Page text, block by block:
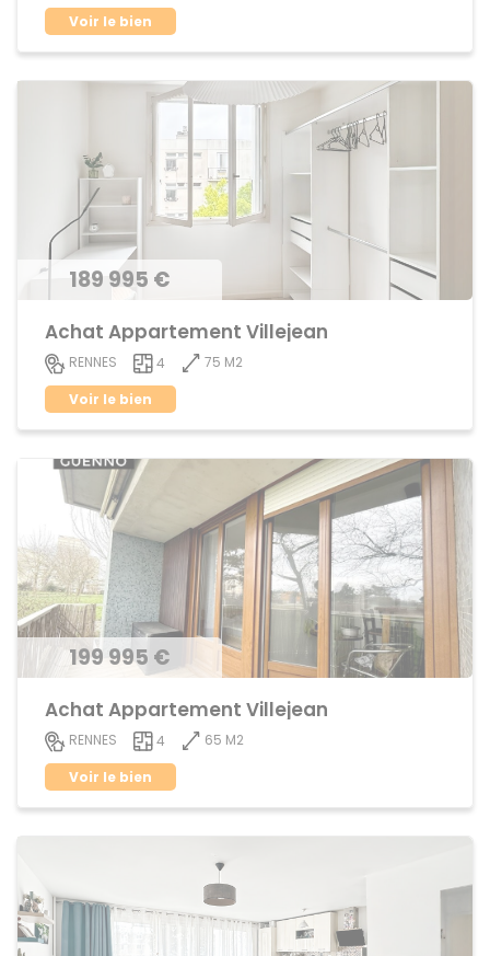
Voir le bien
189 995 €
Achat Appartement Villejean
RENNES 4
75 M2
Voir le bien
199 995 €
Achat Appartement Villejean
RENNES 4
65 M2
Voir le bien